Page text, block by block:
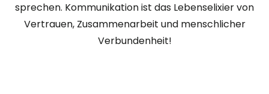
sprechen. Kommunikation ist das Lebenselixier von
Vertrauen, Zusammenarbeit und menschlicher
Verbundenheit!